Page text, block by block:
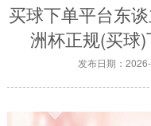
买球下单平台东
洲杯正规(买球
发布日期：